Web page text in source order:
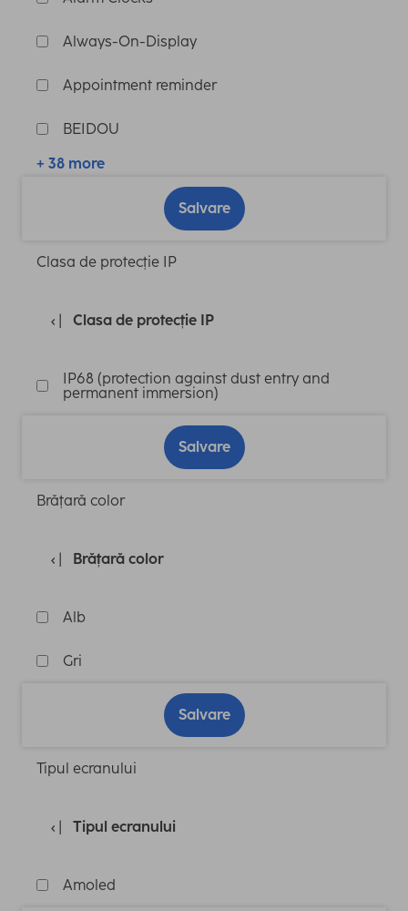
Always-On-Display
Appointment reminder
BEIDOU
+ 38 more
Salvare
Clasa de protecție IP
Clasa de protecție IP
IP68 (protection against dust entry and
permanent immersion)
Salvare
Brățară color
Brățară color
Alb
Gri
Salvare
Tipul ecranului
Tipul ecranului
Amoled